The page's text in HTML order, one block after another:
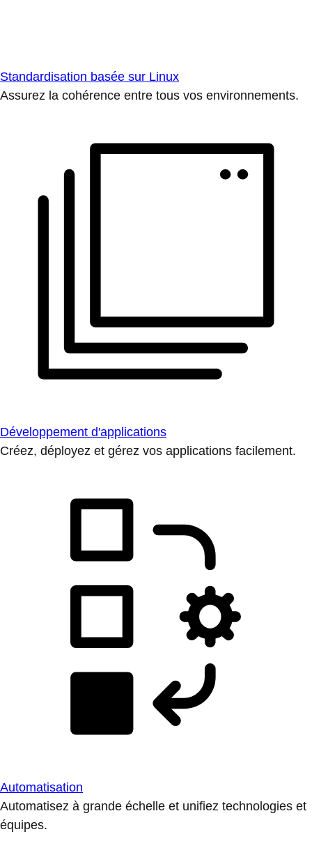
Standardisation basée sur Linux
Assurez la cohérence entre tous vos environnements.
Développement d'applications
Créez, déployez et gérez vos applications facilement.
Automatisation
Automatisez à grande échelle et unifiez technologies et
équipes.